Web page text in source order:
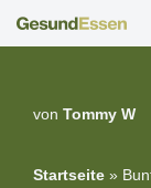
springen
von Tommy W
Startseite »